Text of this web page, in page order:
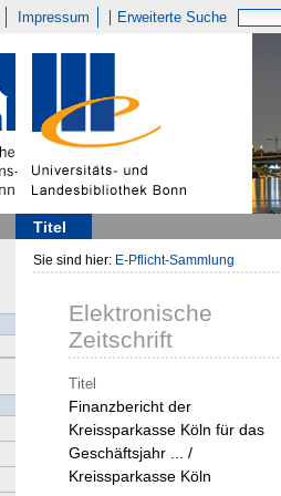
Impressum Erweiterte Suche
Titel
Sie sind hier: E-Pflicht-Sammlung
Elektronische
Zeitschrift
Titel
Finanzbericht der
Kreissparkasse Köln für das
Geschäftsjahr ... /
Kreissparkasse Köln